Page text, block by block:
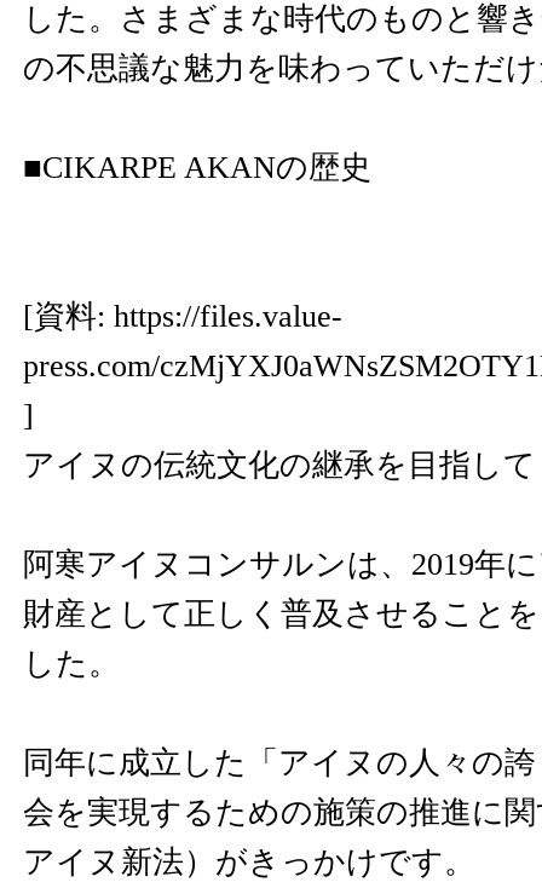
した。さまざまな時代のものと響
の不思議な魅力を味わっていただ
■CIKARPE AKANの歴史
[資料: https://files.value-
press.com/
]
アイヌの伝統文化の継承を目指して
阿寒アイヌコンサルンは、2019年
財産として正しく普及させること
した。
同年に成立した「アイヌの人々の
会を実現するための施策の推進に
アイヌ新法）がきっかけです。